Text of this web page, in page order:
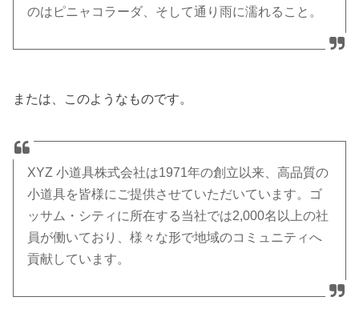
のはピニャコラーダ、そして通り雨に濡れること。
または、このようなものです。
XYZ 小道具株式会社は1971年の創立以来、高品質の
小道具を皆様にご提供させていただいています。ゴ
ッサム・シティに所在する当社では2,000名以上の社
員が働いており、様々な形で地域のコミュニティへ
貢献しています。